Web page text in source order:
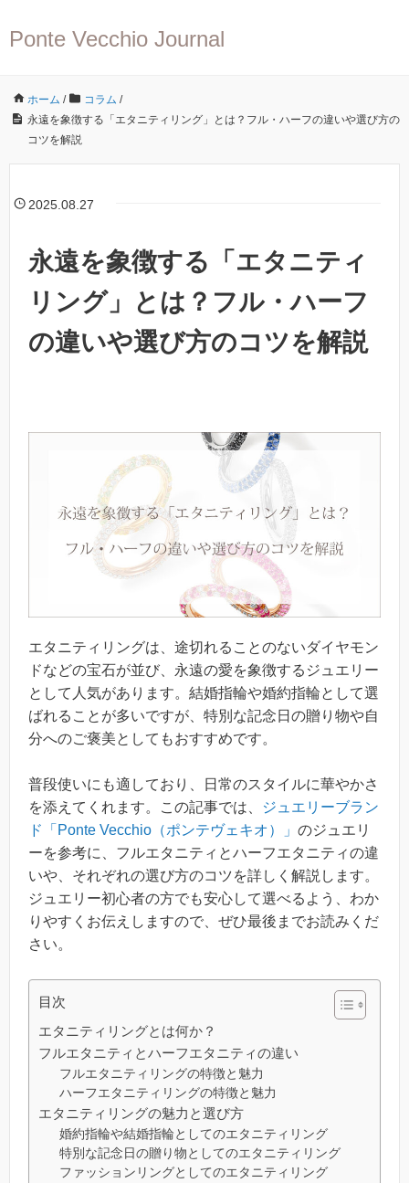
Ponte Vecchio Journal
ホーム / コラム /
永遠を象徴する「エタニティリング」とは？フル・ハーフの違いや選び方の
コツを解説
2025.08.27
永遠を象徴する「エタニティ
リング」とは？フル・ハーフ
の違いや選び方のコツを解説
エタニティリングは、途切れることのないダイヤモン
ドなどの宝石が並び、永遠の愛を象徴するジュエリー
として人気があります。結婚指輪や婚約指輪として選
ばれることが多いですが、特別な記念日の贈り物や自
分へのご褒美としてもおすすめです。
普段使いにも適しており、日常のスタイルに華やかさ
を添えてくれます。この記事では、
ジュエリーブラン
ド「Ponte Vecchio（ポンテヴェキオ）」 のジュエリ
ーを参考に、フルエタニティとハーフエタニティの違
いや、それぞれの選び方のコツを詳しく解説します。
ジュエリー初心者の方でも安心して選べるよう、わか
りやすくお伝えしますので、ぜひ最後までお読みくだ
さい。
目次
エタニティリングとは何か？
フルエタニティとハーフエタニティの違い
フルエタニティリングの特徴と魅力
ハーフエタニティリングの特徴と魅力
エタニティリングの魅力と選び方
婚約指輪や結婚指輪としてのエタニティリング
特別な記念日の贈り物としてのエタニティリング
ファッションリングとしてのエタニティリング